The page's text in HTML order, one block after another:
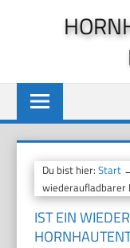
Du bist hier:Start
wiederaufladbarer
IST EIN